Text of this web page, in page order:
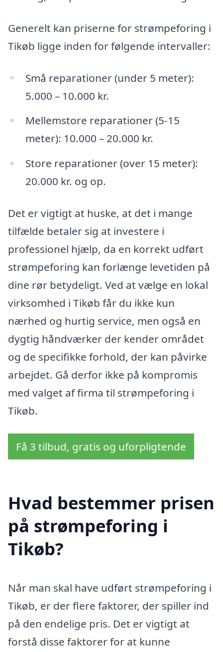
Generelt kan priserne for strømpeforing i
Tikøb ligge inden for følgende intervaller:
Små reparationer (under 5 meter):
5.000 – 10.000 kr.
Mellemstore reparationer (5-15
meter): 10.000 – 20.000 kr.
Store reparationer (over 15 meter):
20.000 kr. og op.
Det er vigtigt at huske, at det i mange
tilfælde betaler sig at investere i
professionel hjælp, da en korrekt udført
strømpeforing kan forlænge levetiden på
dine rør betydeligt. Ved at vælge en lokal
virksomhed i Tikøb får du ikke kun
nærhed og hurtig service, men også en
dygtig håndværker der kender området
og de specifikke forhold, der kan påvirke
arbejdet. Gå derfor ikke på kompromis
med valget af firma til strømpeforing i
Tikøb.
Få 3 tilbud, gratis og uforpligtende
Hvad bestemmer prisen
på strømpeforing i
Tikøb?
Når man skal have udført strømpeforing i
Tikøb, er der flere faktorer, der spiller ind
på den endelige pris. Det er vigtigt at
forstå disse faktorer for at kunne